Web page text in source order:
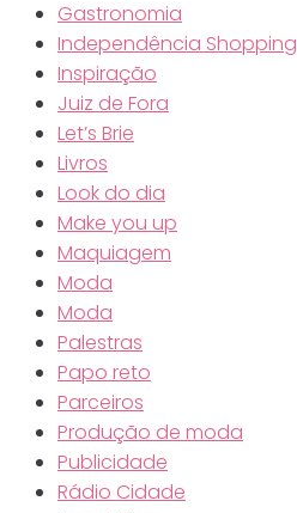
Gastronomia
Independência Shopping
Inspiração
Juiz de Fora
Let’s Brie
Livros
Look do dia
Make you up
Maquiagem
Moda
Moda
Palestras
Papo reto
Parceiros
Produção de moda
Publicidade
Rádio Cidade